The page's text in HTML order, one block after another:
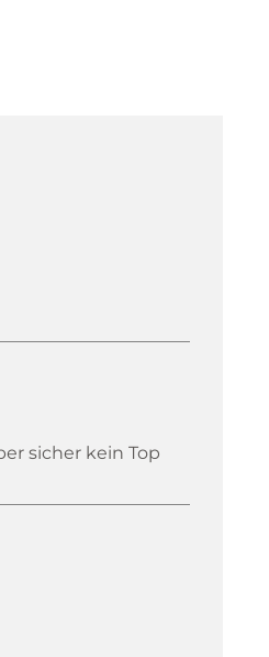
sicher kein Top